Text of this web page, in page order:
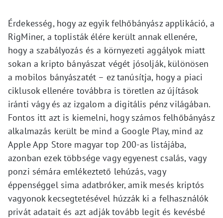
Érdekesség, hogy az egyik felhőbányász applikáció, a
RigMiner, a toplisták élére került annak ellenére,
hogy a szabályozás és a környezeti aggályok miatt
sokan a kripto bányászat végét jósolják, különösen
a mobilos bányászatét – ez tanúsítja, hogy a piaci
ciklusok ellenére továbbra is töretlen az újítások
iránti vágy és az izgalom a digitális pénz világában.
Fontos itt azt is kiemelni, hogy számos felhőbányász
alkalmazás került be mind a Google Play, mind az
Apple App Store magyar top 200-as listájába,
azonban ezek többsége vagy egyenest csalás, vagy
ponzi sémára emlékeztető lehúzás, vagy
éppenséggel sima adatbróker, amik mesés kriptós
vagyonok kecsegtetésével húzzák ki a felhasználók
privát adatait és azt adják tovább legit és kevésbé